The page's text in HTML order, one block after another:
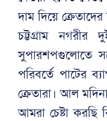
দাম দিয়ে
চট্টগ্রাম নগরীর
সুপারশপগুলোতে
পরিবর্তে পাটের
ক্রেতারা। আল
আমরা চেষ্টা করছি